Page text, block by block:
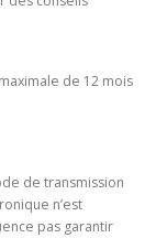
de 12 mois
de transmission
n’est
pas garantir